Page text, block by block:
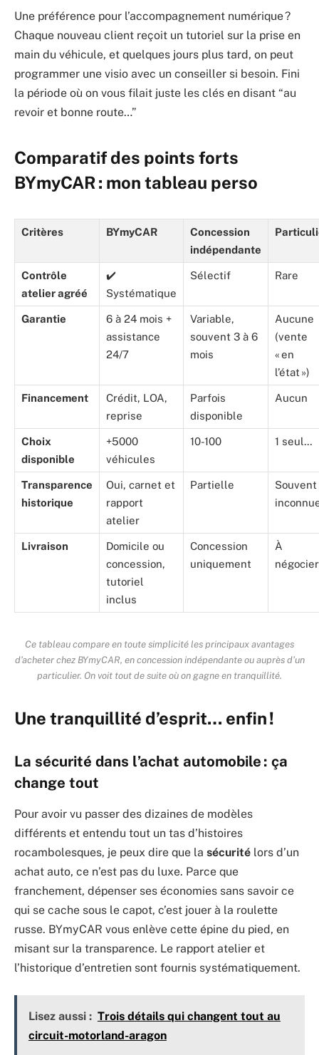
Une préférence pour l’accompagnement numérique ?
Chaque nouveau client reçoit un tutoriel sur la prise en
main du véhicule, et quelques jours plus tard, on peut
programmer une visio avec un conseiller si besoin. Fini
la période où on vous filait juste les clés en disant “au
revoir et bonne route…”
Comparatif des points forts
BYmyCAR : mon tableau perso
Critères BYmyCAR
Concession
indépendante
Contrôle
atelier agréé
✔️
Systématique
Sélectif Rare
Garantie
6 à 24 mois +
assistance
24/7
Variable,
souvent 3 à 6
mois
Aucune
(vente
« en
l’état »)
Financement
Crédit, LOA,
reprise
Parfois
disponible
Aucun
Choix
disponible
+5000
véhicules
10-100 1 seul…
Transparence
historique
Oui, carnet et
rapport
atelier
Partielle
Souvent
Livraison
Domicile ou
concession,
tutoriel
inclus
Concession
uniquement
À
négocier
Ce tableau compare en toute simplicité les principaux avantages
d’acheter chez BYmyCAR, en concession indépendante ou auprès d’un
particulier. On voit tout de suite où on gagne en tranquillité.
Une tranquillité d’esprit… enfin !
La sécurité dans l’achat automobile : ça
change tout
Pour avoir vu passer des dizaines de modèles
différents et entendu tout un tas d’histoires
rocambolesques, je peux dire que la sécurité lors d’un
achat auto, ce n’est pas du luxe. Parce que
franchement, dépenser ses économies sans savoir ce
qui se cache sous le capot, c’est jouer à la roulette
russe. BYmyCAR vous enlève cette épine du pied, en
misant sur la transparence. Le rapport atelier et
l’historique d’entretien sont fournis systématiquement.
Lisez aussi : Trois détails qui changent tout au
circuit-motorland-aragon